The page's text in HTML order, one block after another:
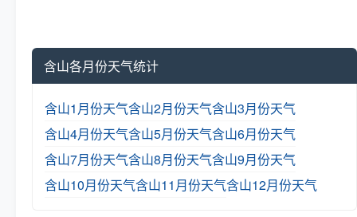
含山各月份天气统计
含山1月份天气含山2月份天气含山3月份天气
含山4月份天气含山5月份天气含山6月份天气
含山7月份天气含山8月份天气含山9月份天气
含山10月份天气含山11月份天气含山12月份天气